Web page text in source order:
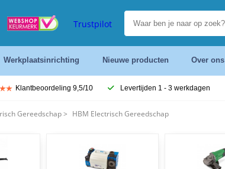
Trustpilot
Werkplaatsinrichting Nieuwe producten Over ons
Klantbeoordeling 9,5/10 Levertijden 1 - 3 werkdagen
Gereedschap> HBM Electrisch Gereedschap